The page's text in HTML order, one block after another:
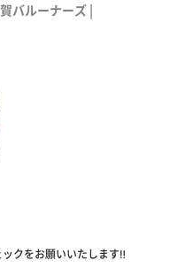
バルーナーズ |
クをお願いいたします‼️